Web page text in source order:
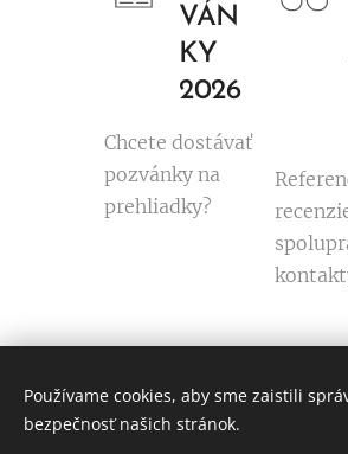
VÁN
KY
2026
Chcete dostávať
pozvánky na
prehliadky?
© Ľubomíra Černáková
Používame cookies, aby sme zaistili
bezpečnosť našich stránok.